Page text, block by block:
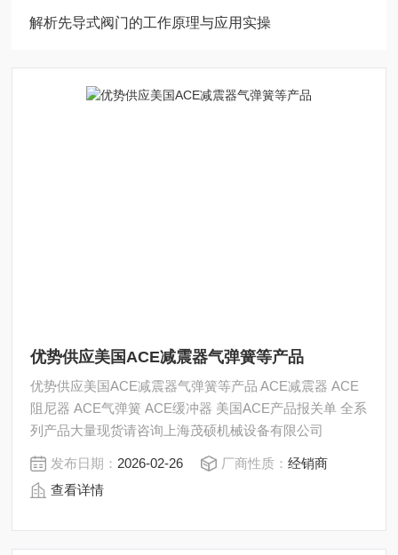
解析先导式阀门的工作原理与应用实操
优势供应美国ACE减震器气弹簧等产品
优势供应美国ACE减震器气弹簧等产品 ACE减震器 ACE
阻尼器 ACE气弹簧 ACE缓冲器 美国ACE产品报关单 全系
列产品大量现货请咨询上海茂硕机械设备有限公司
发布日期： 2026-02-26 厂商性质：经销商
查看详情